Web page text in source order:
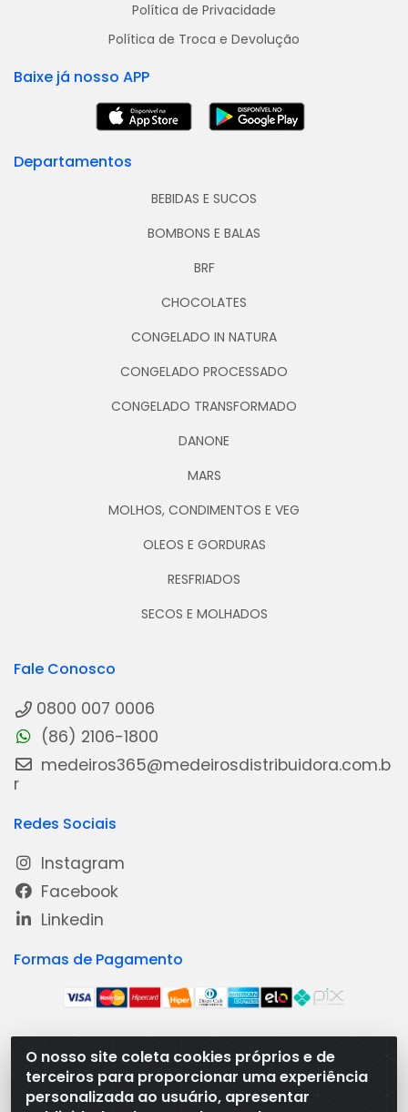
O nosso site coleta cookies próprios e de
terceiros para proporcionar uma experiência
personalizada ao usuário, apresentar
Política de Privacidade
Política de Troca e Devolução
Baixe já nosso APP
Departamentos
BEBIDAS E SUCOS
BOMBONS E BALAS
BRF
CHOCOLATES
CONGELADO IN NATURA
CONGELADO PROCESSADO
CONGELADO TRANSFORMADO
DANONE
MARS
MOLHOS, CONDIMENTOS E VEG
OLEOS E GORDURAS
RESFRIADOS
SECOS E MOLHADOS
Fale Conosco
0800 007 0006
(86) 2106-1800
medeiros365@medeirosdistribuidora.com.b
r
Redes Sociais
Instagram
Facebook
Linkedin
Formas de Pagamento
Medeiros Distribuidora - Rua Dias Carneiro, 1977 -
Ramal, Bacabal/MA - CEP 65.700-000 - CNPJ
08.474.030/0001-41